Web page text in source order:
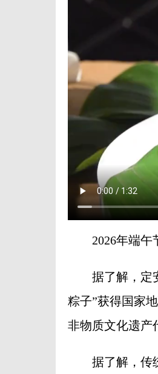
2026年端午节
据了解，定安
粽子”获得国家
非物质文化遗产
据了解，传统